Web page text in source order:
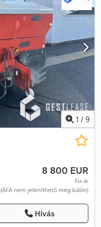
1 / 9
8 800 EUR
Fix ár
(ÁFA nem jeleníthető meg külön)
Hívás